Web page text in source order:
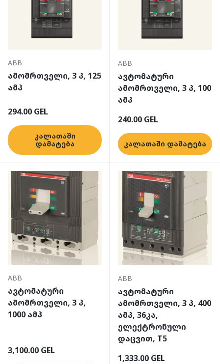
ABB
ამომრთველი, 3 პ, 125
ამპ
ჩვეულებრივი ფასი
294.00 GEL
კალათაში
დამატება
ABB
ავტომატური
ამომრთველი, 3 პ, 100
ამპ
ჩვეულებრივი ფასი
240.00 GEL
კალათაში დამატება
ABB
ავტომატური
ამომრთველი, 3 პ,
1000 ამპ
ჩვეულებრივი ფასი
3,100.00 GEL
ABB
ავტომატური
ამომრთველი, 3 პ, 400
ამპ, 36კა,
ელექტრონული
დაცვით, T5
ჩვეულებრივი ფასი
1,333.00 GEL